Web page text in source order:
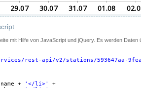
mit Hilfe von JavaScript und jQuery. Es werden
rest-api/v2/stations/593647aa-9fea-
+ '</li>'
+